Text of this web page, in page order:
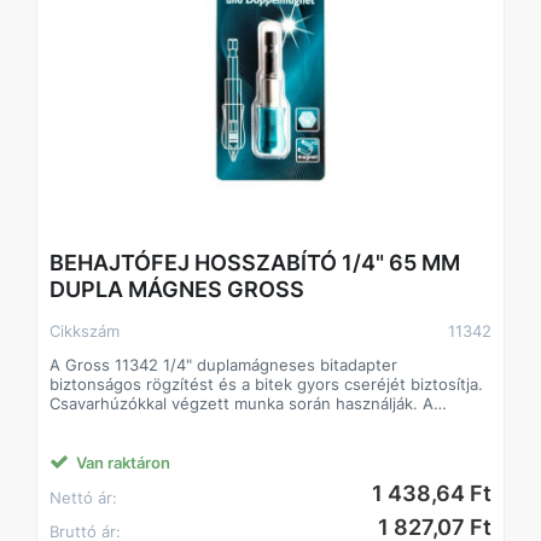
BEHAJTÓFEJ HOSSZABÍTÓ 1/4" 65 MM
DUPLA MÁGNES GROSS
Cikkszám
11342
A Gross 11342 1/4" duplamágneses bitadapter
biztonságos rögzítést és a bitek gyors cseréjét biztosítja.
Csavarhúzókkal végzett munka során használják. A
során.
Előnyök
A gyorskioldó mechanizmusnak és a kettős mágneses
Van raktáron
Nettó ár:
1 438,64 Ft
Bruttó ár: 1 827,07 Ft